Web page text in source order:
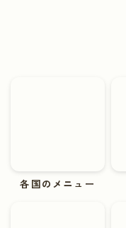
各国のメニュー